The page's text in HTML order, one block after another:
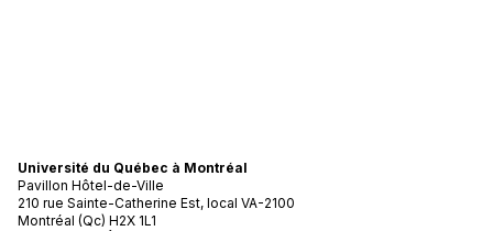
Université du Québec à Montréal
Pavillon Hôtel-de-Ville
210 rue Sainte-Catherine Est, local VA-2100
Montréal (Qc) H2X 1L1